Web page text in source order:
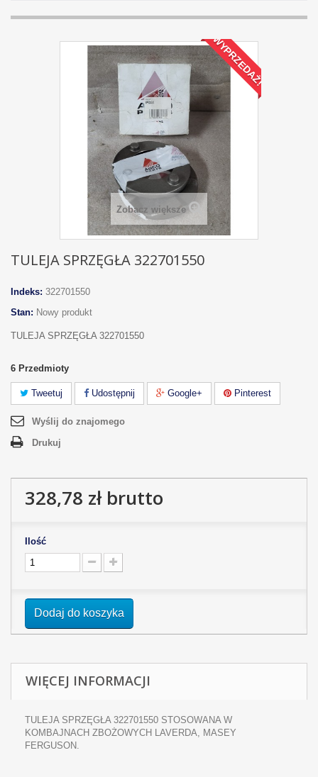
WYPRZEDAŻ!
Zobacz większe
TULEJA SPRZĘGŁA 322701550
Indeks: 322701550
Stan: Nowy produkt
TULEJA SPRZĘGŁA 322701550
6 Przedmioty
Tweetuj Udostępnij Google+ Pinterest
Wyślij do znajomego
Drukuj
328,78 złbrutto
Ilość
Dodaj do koszyka
WIĘCEJ INFORMACJI
TULEJA SPRZĘGŁA 322701550 STOSOWANA W
KOMBAJNACH ZBOŻOWYCH LAVERDA, MASEY
FERGUSON.